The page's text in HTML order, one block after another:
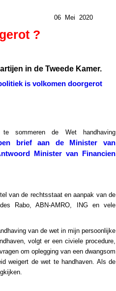
06 Mei 2020
?
in de Tweede Kamer.
is volkomen doorgerot
sommeren de Wet handhaving
brief aan de Minister van
Minister van Financien
van de rechtsstaat en aanpak van de
Rabo, ABN-AMRO, ING en vele
van de wet in mijn persoonlijke
volgt er een civiele procedure,
om oplegging van een dwangsom
weigert de wet te handhaven. Als de